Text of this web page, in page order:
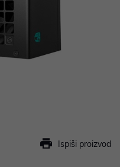
Ispiši proizvod